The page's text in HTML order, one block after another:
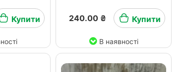
Купити 240.00 ₴ Купити
В наявності